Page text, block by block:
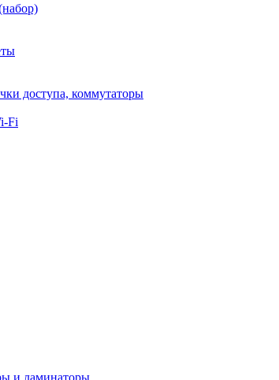
доступа, коммутаторы
Fi
и ламинаторы